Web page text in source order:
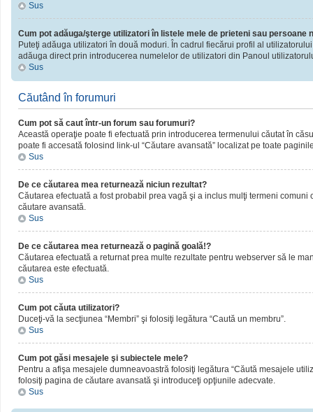
Sus
Cum pot adăuga/şterge utilizatori în listele mele de prieteni sau persoane
Puteţi adăuga utilizatori în două moduri. În cadrul fiecărui profil al
adăuga direct prin introducerea numelelor de utilizatori din Panoul
Sus
Căutând în forumuri
Cum pot să caut într-un forum sau forumuri?
Această operaţie poate fi efectuată prin introducerea termenului căutat în
poate fi accesată folosind link-ul “Căutare avansată” localizat pe toate
Sus
De ce căutarea mea returnează niciun rezultat?
Căutarea efectuată a fost probabil prea vagă şi a inclus mulţi termeni
căutare avansată.
Sus
De ce căutarea mea returnează o pagină goală!?
Căutarea efectuată a returnat prea multe rezultate pentru webserver să le
căutarea este efectuată.
Sus
Cum pot căuta utilizatori?
Duceţi-vă la secţiunea “Membri” şi folosiţi legătura “Caută un membru”.
Sus
Cum pot găsi mesajele şi subiectele mele?
Pentru a afişa mesajele dumneavoastră folosiţi legătura “Căută mesajele
folosiţi pagina de căutare avansată şi introduceţi opţiunile adecvate.
Sus